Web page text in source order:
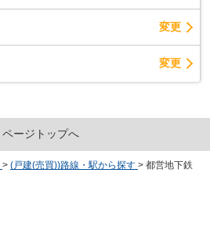
変更
変更
ページトップへ
> (戸建(売買))路線・駅から探す > 都営地下鉄